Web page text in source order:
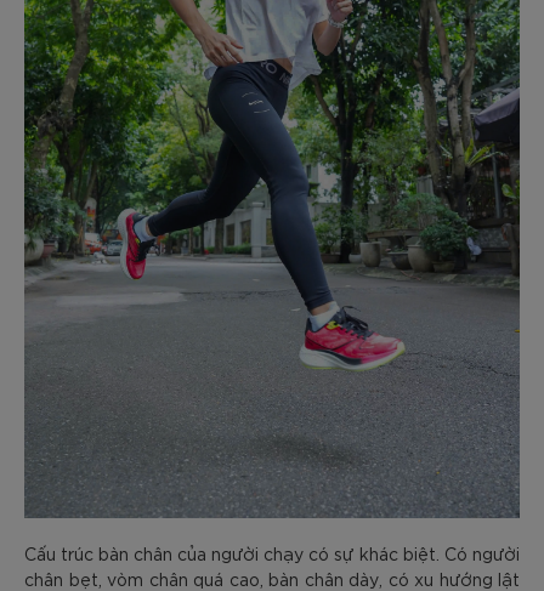
Cấu trúc bàn chân của người chạy có sự khác biệt. Có người
chân bẹt, vòm chân quá cao, bàn chân dày, có xu hướng lật